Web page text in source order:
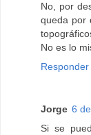
No, por
queda por
No es lo
Responder
Jorge 6
Si se